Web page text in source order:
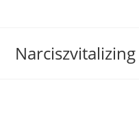
Narciszvitalizing